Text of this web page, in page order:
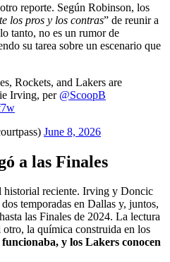
reporte. Según Robinson, los
los pros y los contras” de reunir a
tanto, no es un rumor de
su tarea sobre un escenario que
Rockets, and Lakers are
Irving, per @ScoopB
June 8, 2026
a las Finales
historial reciente. Irving y Doncic
temporadas en Dallas y, juntos,
las Finales de 2024. La lectura
la química construida en los
y los Lakers conocen